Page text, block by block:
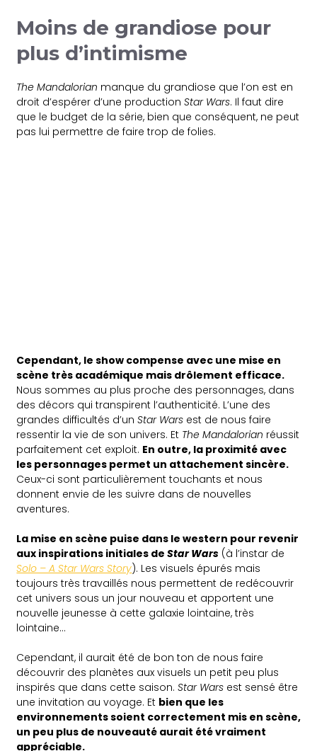
Moins de grandiose pour
plus d’intimisme
The Mandalorian manque du grandiose que l’on est en
droit d’espérer d’une productionStar Wars. Il faut dire
que le budget de la série, bien que conséquent, ne peut
pas lui permettre de faire trop de folies.
Cependant, le show compense avec une mise en
scène très académique mais drôlement efficace.
Nous sommes au plus proche des personnages, dans
des décors qui transpirent l’authenticité. L’une des
grandes difficultés d’unStar Wars est de nous faire
ressentir la vie de son univers. Et The Mandalorian réussit
parfaitement cet exploit. En outre, la proximité avec
les personnages permet un attachement sincère.
Ceux-ci sont particulièrement touchants et nous
donnent envie de les suivre dans de nouvelles
aventures.
La mise en scène puise dans le western pour revenir
aux inspirations initiales deStar Wars (à l’instar de
Solo – A Star Wars Story). Les visuels épurés mais
toujours très travaillés nous permettent de redécouvrir
cet univers sous un jour nouveau et apportent une
nouvelle jeunesse à cette galaxie lointaine, très
lointaine…
Cependant, il aurait été de bon ton de nous faire
découvrir des planètes aux visuels un petit peu plus
inspirés que dans cette saison.Star Wars est sensé être
une invitation au voyage. Et bien que les
environnements soient correctement mis en scène,
un peu plus de nouveauté aurait été vraiment
appréciable.